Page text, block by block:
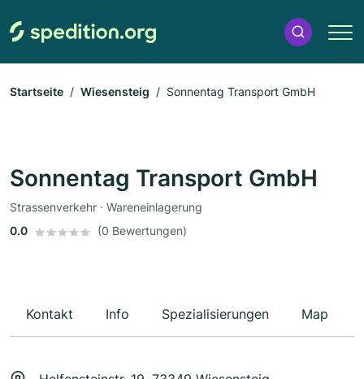
Startseite Wiesensteig Sonnentag Transport GmbH
Sonnentag Transport GmbH
Strassenverkehr · Wareneinlagerung
0.0
(0 Bewertungen)
Kontakt Info Spezialisierungen Map